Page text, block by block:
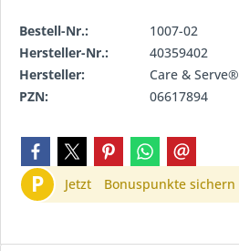
Bestell-Nr.:
1007-02
Hersteller-Nr.:
40359402
Hersteller:
Care & Serve®
PZN:
06617894
P Jetzt Bonuspunkte sichern